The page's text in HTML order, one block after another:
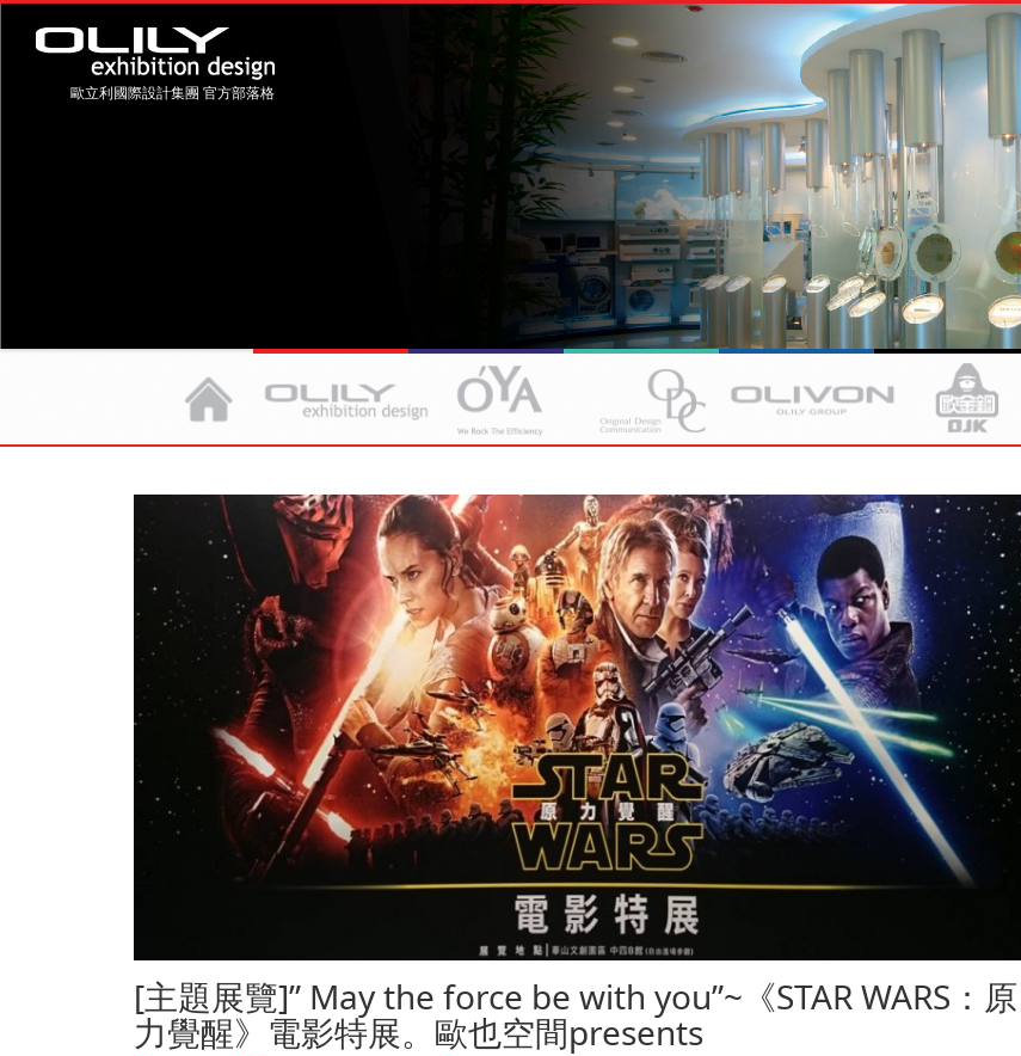
歐立利國際設計集團 官方部落格
整合行銷 品牌規劃 上海分部 材料租賃
[主題展覽]” May the force be with you”~《STAR WARS：原
力覺醒》電影特展。歐也空間presents